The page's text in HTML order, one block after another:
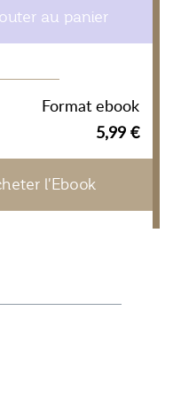
au panier
Format ebook
5,99 €
l'Ebook